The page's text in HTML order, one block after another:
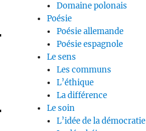
Domaine polonais
Poésie
Poésie allemande
Poésie espagnole
Le sens
Les communs
L’éthique
La différence
Le soin
L’idée de la démocratie